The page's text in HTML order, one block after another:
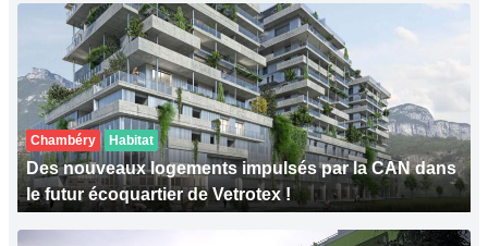
Chambéry Habitat
Des nouveaux logements impulsés par la CAN dans
le futur écoquartier de Vetrotex !